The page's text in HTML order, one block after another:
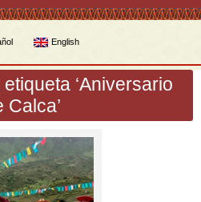
English
‘Aniversario
Calca’